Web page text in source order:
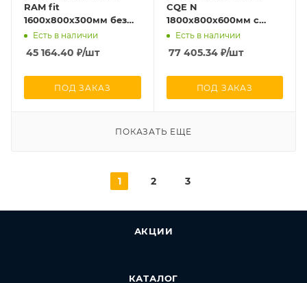
RAM fit
1600х800х300мм без
боков. вырезов DKC
R6NFW168030
Есть в наличии
45 164.40 ₽/шт
ПОД ЗАКАЗ
CQE N
1800х800х600мм с
одностворчат. дверью
и с задн. панелью
собран. RAM block DKC
Есть в наличии
77 405.34₽/шт
ПОД ЗАКАЗ
ПОКАЗАТЬ ЕЩЕ
1 2 3
АКЦИИ
КАТАЛОГ